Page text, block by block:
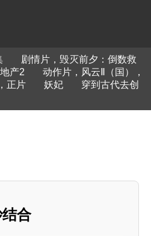
剧情片，毁灭前夕：倒数救
产2
动作片，风云Ⅱ（国），
正片 妖妃
穿到古代去创
合